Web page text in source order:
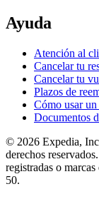
Ayuda
Atención al
Cancelar tu
Cancelar tu
Plazos de
Cómo usar
Documentos
© 2026 Expedia,
derechos
registradas o
50.